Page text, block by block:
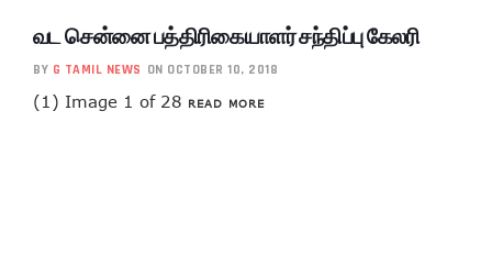
வட சென்னை பத்திரிகையாளர் சந்திப்பு கேலரி
BY G TAMIL NEWS ON OCTOBER 10, 2018
(1) Image 1 of 28 READ MORE